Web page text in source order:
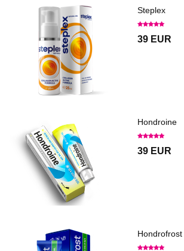
Steplex
39 EUR
Hondroine
39 EUR
Hondrofrost